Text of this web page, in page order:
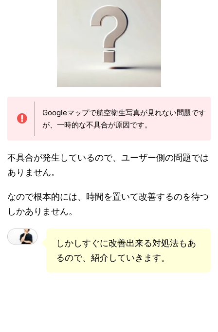
Googleマップで航空衛生写真が見れない問題です
が、一時的な不具合が原因です。
不具合が発生しているので、ユーザー側の問題では
ありません。
なので根本的には、時間を置いて改善するのを待つ
しかありません。
しかしすぐに改善出来る対処法もあ
るので、紹介していきます。